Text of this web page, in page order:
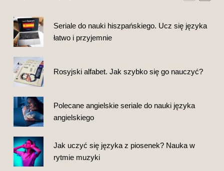
Seriale do nauki hiszpańskiego. Ucz się języka
łatwo i przyjemnie
Rosyjski alfabet. Jak szybko się go nauczyć?
Polecane angielskie seriale do nauki języka
angielskiego
Jak uczyć się języka z piosenek? Nauka w
rytmie muzyki